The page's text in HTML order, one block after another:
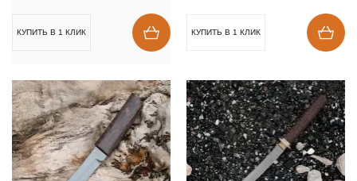
КУПИТЬ В 1 КЛИК КУПИТЬ В 1 КЛИК